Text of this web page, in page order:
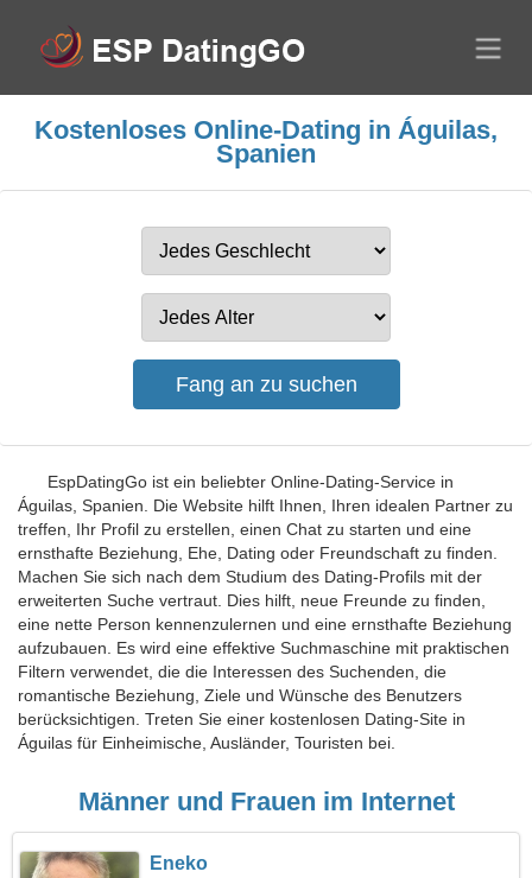
Kostenloses Online-Dating in Águilas,
Spanien
EspDatingGo ist ein beliebter Online-Dating-Service in
Águilas, Spanien. Die Website hilft Ihnen, Ihren idealen Partner zu
treffen, Ihr Profil zu erstellen, einen Chat zu starten und eine
ernsthafte Beziehung, Ehe, Dating oder Freundschaft zu finden.
Machen Sie sich nach dem Studium des Dating-Profils mit der
erweiterten Suche vertraut. Dies hilft, neue Freunde zu finden,
eine nette Person kennenzulernen und eine ernsthafte Beziehung
aufzubauen. Es wird eine effektive Suchmaschine mit praktischen
Filtern verwendet, die die Interessen des Suchenden, die
romantische Beziehung, Ziele und Wünsche des Benutzers
berücksichtigen. Treten Sie einer kostenlosen Dating-Site in
Águilas für Einheimische, Ausländer, Touristen bei.
Männer und Frauen im Internet
Eneko